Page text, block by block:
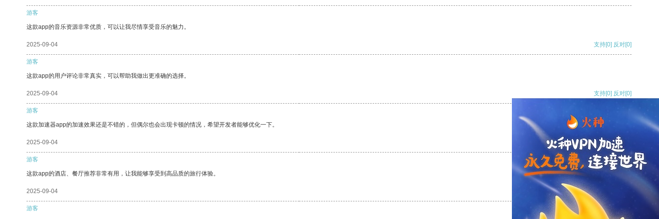
游客
这款app的音乐资源非常优质，可以让我尽情享受音乐的魅力。
2025-09-04 支持[0] 反对[0]
游客
这款app的用户评论非常真实，可以帮助我做出更准确的选择。
2025-09-04 支持[0] 反对[0]
游客
这款加速器app的加速效果还是不错的，但偶尔也会出现卡顿的情况，希望开发者能够优化一下。
2025-09-04 支持[0] 反对
游客
这款app的酒店、餐厅推荐非常有用，让我能够享受到高品质的旅行体验。
2025-09-04 支持
游客